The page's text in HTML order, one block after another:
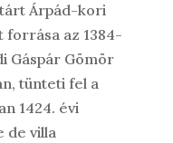
Árpád-kori
forrása az 1384-
Gáspár Gömör
tünteti fel a
1424. évi
de villa